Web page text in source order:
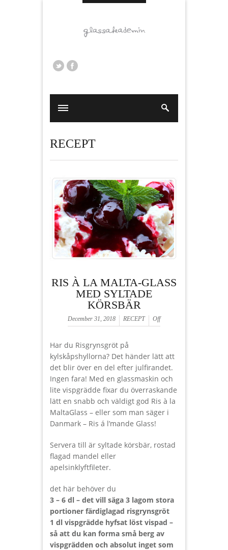
RECEPT
RIS À LA MALTA-GLASS
MED SYLTADE
KÖRSBÄR
December 31, 2018 RECEPT Off
Har du Risgrynsgröt på
kylskåpshyllorna? Det händer lätt att
det blir över en del efter julfirandet.
Ingen fara! Med en glassmaskin och
lite vispgrädde fixar du överraskande
lätt en snabb och väldigt god Ris à la
MaltaGlass – eller som man säger i
Danmark – Ris á l’mande Glass!
Servera till är syltade körsbär, rostad
flagad mandel eller
apelsinklyftfileter.
det här behöver du
3 – 6 dl – det vill säga 3 lagom stora
portioner färdiglagad risgrynsgröt
1 dl vispgrädde hyfsat löst vispad –
så att du kan forma små berg av
vispgrädden och absolut inget som